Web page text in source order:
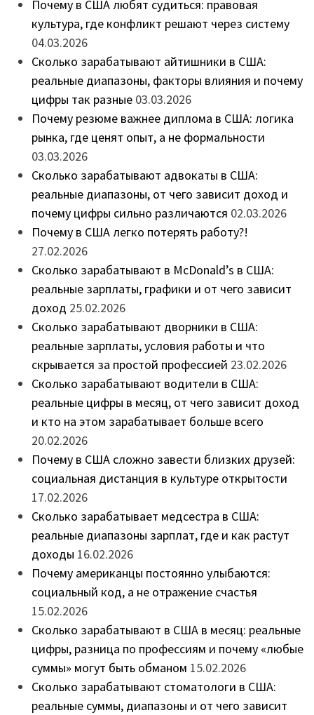
Почему в США любят судиться: правовая
культура, где конфликт решают через систему
04.03.2026
Сколько зарабатывают айтишники в США:
реальные диапазоны, факторы влияния и почему
цифры так разные 03.03.2026
Почему резюме важнее диплома в США: логика
рынка, где ценят опыт, а не формальности
03.03.2026
Сколько зарабатывают адвокаты в США:
реальные диапазоны, от чего зависит доход и
почему цифры сильно различаются 02.03.2026
Почему в США легко потерять работу?!
27.02.2026
Сколько зарабатывают в McDonald’s в США:
реальные зарплаты, графики и от чего зависит
доход 25.02.2026
Сколько зарабатывают дворники в США:
реальные зарплаты, условия работы и что
скрывается за простой профессией 23.02.2026
Сколько зарабатывают водители в США:
реальные цифры в месяц, от чего зависит доход
и кто на этом зарабатывает больше всего
20.02.2026
Почему в США сложно завести близких друзей:
социальная дистанция в культуре открытости
17.02.2026
Сколько зарабатывает медсестра в США:
реальные диапазоны зарплат, где и как растут
доходы 16.02.2026
Почему американцы постоянно улыбаются:
социальный код, а не отражение счастья
15.02.2026
Сколько зарабатывают в США в месяц: реальные
цифры, разница по профессиям и почему «любые
суммы» могут быть обманом 15.02.2026
Сколько зарабатывают стоматологи в США:
реальные суммы, диапазоны и от чего зависит